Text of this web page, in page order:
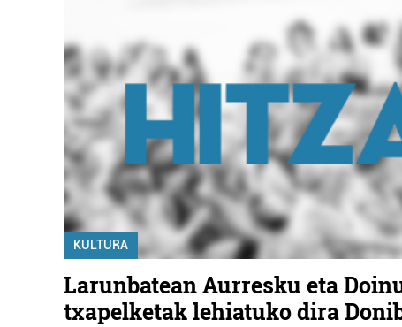
KULTURA
Larunbatean Aurresku eta
txapelketak lehiatuko dira